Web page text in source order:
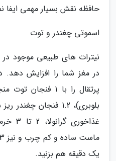
حافظه نقش بسیار مهمی ایفا
اسموتی چغندر و توت
نیترات های طبیعی موجود
پرتقال را با 1
یک دقیقه هم بزنید.